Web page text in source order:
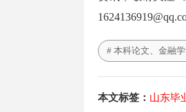
# 本科论文、金融
本文标签： 山东毕